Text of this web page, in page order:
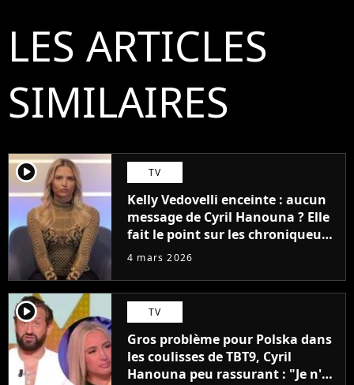
LES ARTICLES
SIMILAIRES
player2 TV
Kelly Vedovelli enceinte : aucun
message de Cyril Hanouna ? Elle
fait le point sur les chroniqueurs
de TBT9 qui lui ont écrit
4 mars 2026
player2 TV
Gros problème pour Polska dans
les coulisses de TBT9, Cyril
Hanouna peu rassurant : "Je n'ai